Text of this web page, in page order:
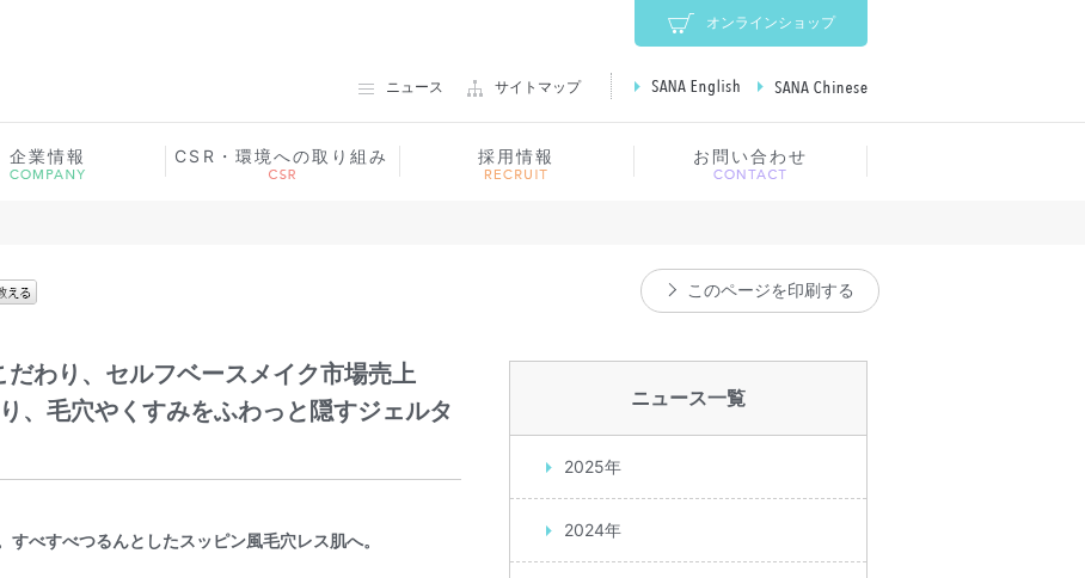
企業情報 CSR・環境への取り組み 採用情報 お問い合わせ
オンラインショップ
ニュース サイトマップ SANA English
このページを印刷する
わり、セルフベースメイク市場売上
、毛穴やくすみをふわっと隠すジェルタ
すべすべつるんとしたスッピン風毛穴レス肌へ。
ニュース一覧
2025年
2024年